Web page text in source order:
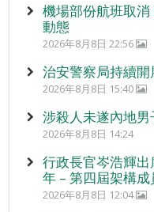
機場部份航班取
動態
2026年8月8日 22:56
治安警察局持續開
2026年8月8日 15:40
涉殺人未遂內地男
2026年8月8日 14:24
行政長官岑浩輝
年 – 第四屆架構成
2026年8月8日 12:04